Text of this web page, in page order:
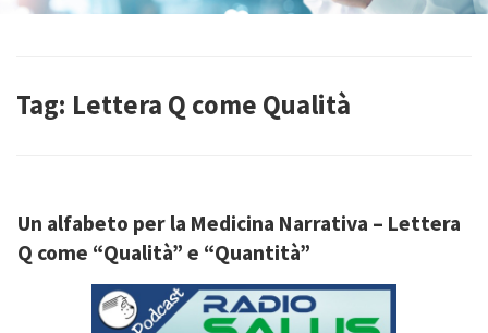
Tag: Lettera Q come Qualità
Un alfabeto per la Medicina Narrativa – Lettera
Q come “Qualità” e “Quantità”